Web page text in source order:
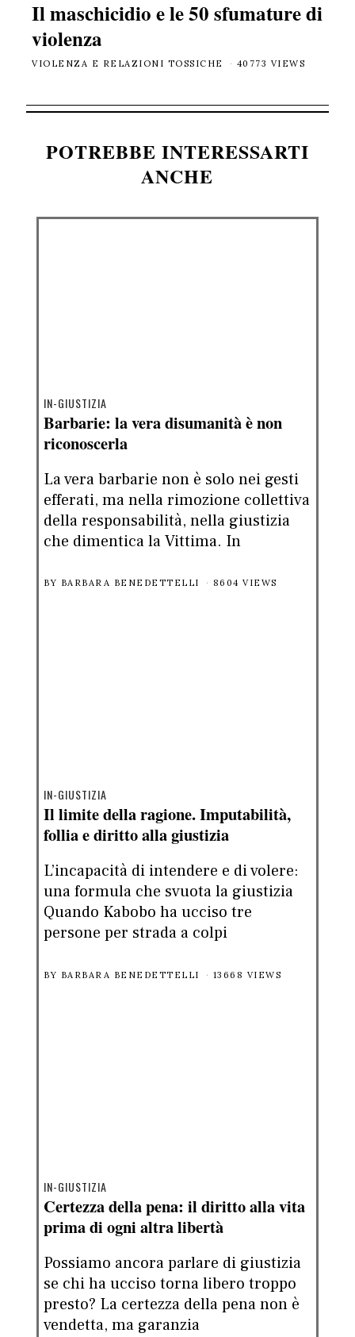
Il maschicidio e le 50 sfumature di
violenza
VIOLENZA E RELAZIONI TOSSICHE 40773 VIEWS
POTREBBE INTERESSARTI
ANCHE
IN-GIUSTIZIA
Barbarie: la vera disumanità è non
riconoscerla
La vera barbarie non è solo nei gesti
efferati, ma nella rimozione collettiva
della responsabilità, nella giustizia
che dimentica la Vittima. In
BY BARBARA BENEDETTELLI 8604 VIEWS
IN-GIUSTIZIA
Il limite della ragione. Imputabilità,
follia e diritto alla giustizia
L’incapacità di intendere e di volere:
una formula che svuota la giustizia
Quando Kabobo ha ucciso tre
persone per strada a colpi
BY BARBARA BENEDETTELLI 13668 VIEWS
IN-GIUSTIZIA
Certezza della pena: il diritto alla vita
prima di ogni altra libertà
Possiamo ancora parlare di giustizia
se chi ha ucciso torna libero troppo
presto? La certezza della pena non è
vendetta, ma garanzia